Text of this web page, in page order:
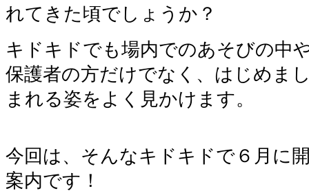
れてきた頃でしょうか？
キドキドでも場内でのあそびの中
保護者の方だけでなく、はじめま
まれる姿をよく見かけます。
今回は、そんなキドキドで６月に
案内です！